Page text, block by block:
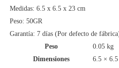
Medidas: ‎6.5 x 6.5 x 23 cm
Peso: 50GR
Garantía: 7 días (Por defecto de
Peso
0.05 kg
Dimensiones
6.5 ×